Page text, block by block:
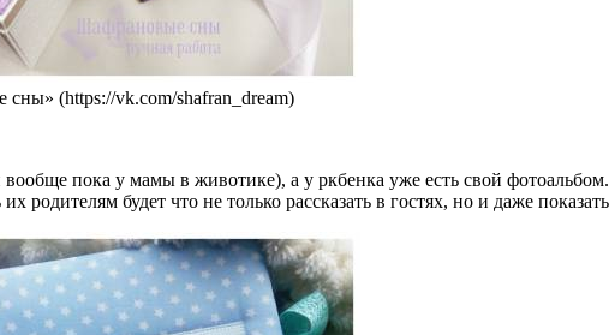
(https://vk.com/shafran_dream)
пока у мамы в животике), а у ркбенка уже есть свой
родителям будет что не только рассказать в гостях, но и даже